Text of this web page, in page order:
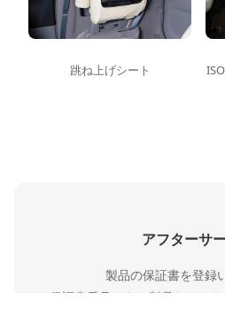
跳ね上げシート
アフターサ
製品の保証書を登録
保証書番号のある製品をこち